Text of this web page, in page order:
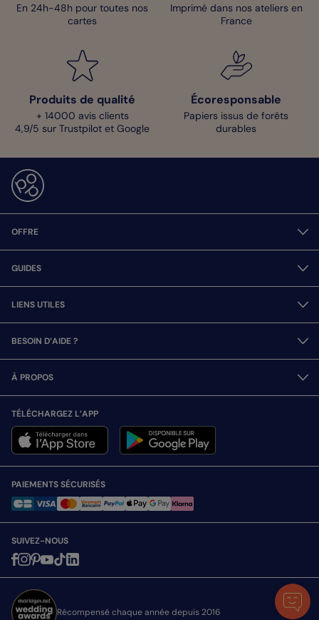
En 24h-48h pour toutes nos
cartes
Imprimé dans nos ateliers en
France
Produits de qualité
+ 14000 avis clients
4,9/5 sur Trustpilot et Google
Écoresponsable
Papiers issus de forêts
durables
OFFRE
GUIDES
LIENS UTILES
BESOIN D’AIDE ?
À PROPOS
TÉLÉCHARGEZ L’APP
PAIEMENTS SÉCURISÉS
SUIVEZ-NOUS
Récompensé chaque année depuis 2016